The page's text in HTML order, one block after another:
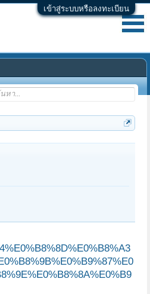
เข้าสู่ระบบหรือลงทะเบียน